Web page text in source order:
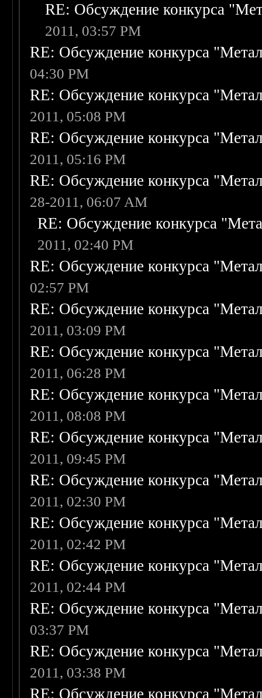
RE: Обсуждение конкурса
2011, 03:57 PM
RE: Обсуждение конкурса
04:30 PM
RE: Обсуждение конкурса
2011, 05:08 PM
RE: Обсуждение конкурса
2011, 05:16 PM
RE: Обсуждение конкурса
28-2011, 06:07 AM
RE: Обсуждение конкурса
2011, 02:40 PM
RE: Обсуждение конкурса
02:57 PM
RE: Обсуждение конкурса
2011, 03:09 PM
RE: Обсуждение конкурса
2011, 06:28 PM
RE: Обсуждение конкурса
2011, 08:08 PM
RE: Обсуждение конкурса
2011, 09:45 PM
RE: Обсуждение конкурса
2011, 02:30 PM
RE: Обсуждение конкурса
2011, 02:42 PM
RE: Обсуждение конкурса
2011, 02:44 PM
RE: Обсуждение конкурса
03:37 PM
RE: Обсуждение конкурса
2011, 03:38 PM
RE: Обсуждение конкурса